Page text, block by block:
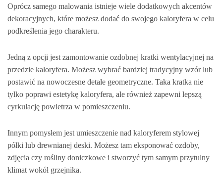
Oprócz samego malowania istnieje wiele dodatkowych akcentów
dekoracyjnych, które możesz dodać do swojego kaloryfera w celu
podkreślenia jego charakteru.
Jedną z opcji jest zamontowanie ozdobnej kratki wentylacyjnej na
przedzie kaloryfera. Możesz wybrać bardziej tradycyjny wzór lub
postawić na nowoczesne detale geometryczne. Taka kratka nie
tylko poprawi estetykę kaloryfera, ale również zapewni lepszą
cyrkulację powietrza w pomieszczeniu.
Innym pomysłem jest umieszczenie nad kaloryferem stylowej
półki lub drewnianej deski. Możesz tam eksponować ozdoby,
zdjęcia czy rośliny doniczkowe i stworzyć tym samym przytulny
klimat wokół grzejnika.